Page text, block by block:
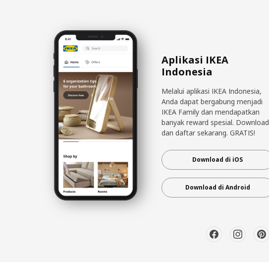
Aplikasi IKEA
Indonesia
Melalui aplikasi IKEA Indonesia,
Anda dapat bergabung menjadi
IKEA Family dan mendapatkan
banyak reward spesial. Download
dan daftar sekarang. GRATIS!
Download di iOS
Download di Android